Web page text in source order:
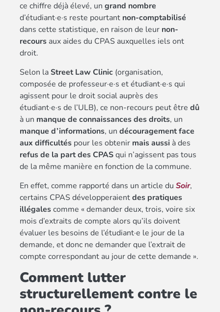
ce chiffre déjà élevé, un grand nombre
d’étudiant·e·s reste pourtant non-comptabilisé
dans cette statistique, en raison de leur non-
recours aux aides du CPAS auxquelles iels ont
droit.
Selon laStreet Law Clinic (organisation,
composée de professeur·e·s et étudiant·e·s qui
agissent pour le droit social auprès des
étudiant·e·s de l’ULB), ce non-recours peut être dû
à un manque de connaissances des droits, un
manque d’informations, un découragement face
aux difficultés pour les obtenir mais aussi à des
refus de la part des CPASqui n’agissent pas tous
de la même manière en fonction de la commune.
En effet, comme rapporté dans un article du Soir,
certains CPAS développeraientdes pratiques
illégalescomme « demander deux, trois, voire six
mois d’extraits de compte alors qu’ils doivent
évaluer les besoins de l’étudiant·e le jour de la
demande, et donc ne demander que l’extrait de
compte correspondant au jour de cette demande ».
Comment lutter
structurellement contre le